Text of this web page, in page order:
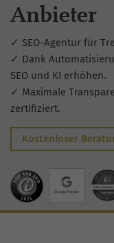
Anbieter
✓ SEO-Agentur für
✓ Dank
SEO und KI erhöhen.
✓ Maximale
zertifiziert.
Kostenloser